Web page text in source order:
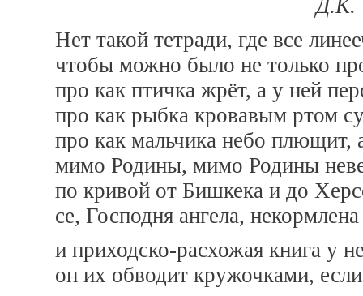
Д.К.
Нет такой тетради, где все
чтобы можно было не только
про как птичка жрёт, а у ней
про как рыбка кровавым ртом
про как мальчика небо
мимо Родины, мимо Родины
по кривой от Бишкека и до
се, Господня ангела,
и приходско-расхожая книга у
он их обводит кружочками,